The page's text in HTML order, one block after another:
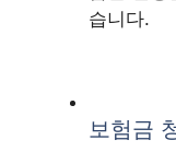
습니다.
보험금